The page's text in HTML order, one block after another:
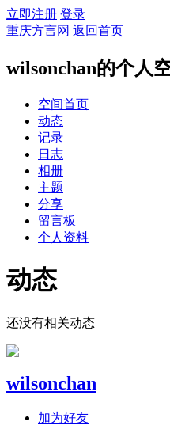
立即注册 登录
重庆方言网 返回首页
wilsonchan的个人
空间首页
动态
记录
日志
相册
主题
分享
留言板
个人资料
动态
还没有相关动态
wilsonchan
加为好友